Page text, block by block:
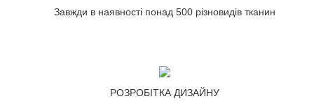
Завжди в наявності понад 500 різновидів тканин
РОЗРОБІТКА ДИЗАЙНУ